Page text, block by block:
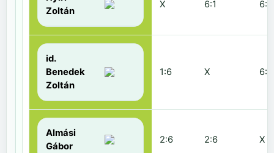
Zoltán
X 6:1 6:2
id.
Benedek
Zoltán
1:6 X 6:2
Almási
Gábor
2:6 2:6 X